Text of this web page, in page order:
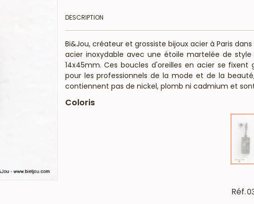
DESCRIPTION
Bi&Jou, créateur et grossiste bijoux acier à Paris
acier inoxydable avec une étoile martelée de
14x45mm. Ces boucles d'oreilles en acier se
pour les professionnels de la mode et de la
contiennent pas de nickel, plomb ni cadmium et
Coloris
Réf.